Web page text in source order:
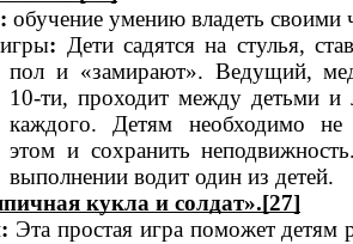
: обучение умению владеть своими
: Дети садятся на стулья,
пол и «замирают». Ведущий,
10-ти, проходит между детьми и
каждого. Детям необходимо не
этом и сохранить
выполнении водит один из детей.
кукла и солдат».[27]
: Эта простая игра поможет детям